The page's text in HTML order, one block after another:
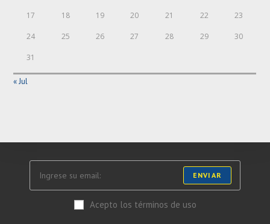
17 18 19 20 21 22 23
24 25 26 27 28 29 30
31
« Jul
ENVIAR
Acepto los términos de uso